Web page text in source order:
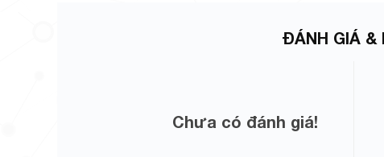
ĐÁNH GIÁ &
Chưa có đánh giá!